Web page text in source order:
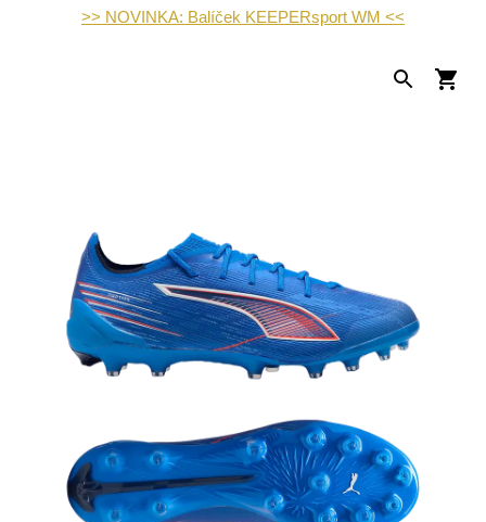
>> NOVINKA: Balíček KEEPERsport WM <<